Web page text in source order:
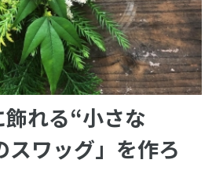
れる“小さな
スワッグ」を作ろ